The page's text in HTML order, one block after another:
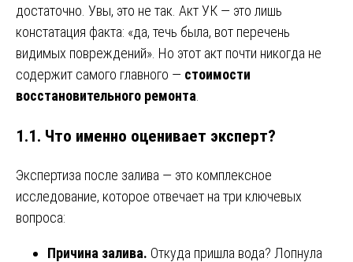
достаточно. Увы, это не так. Акт УК — это лишь
констатация факта: «да, течь была, вот перечень
видимых повреждений». Но этот акт почти никогда не
содержит самого главного — стоимости
восстановительного ремонта.
1.1. Что именно оценивает эксперт?
Экспертиза после залива — это комплексное
исследование, которое отвечает на три ключевых
вопроса:
Причина залива. Откуда пришла вода? Лопнула